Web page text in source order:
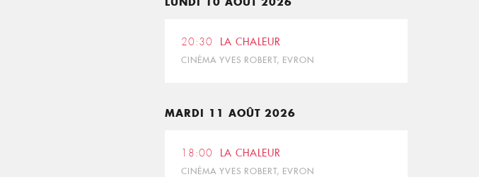
20:30 LA CHALEUR
CINÉMA YVES ROBERT, EVRON
MARDI 11 AOÛT 2026
18:00 LA CHALEUR
CINÉMA YVES ROBERT, EVRON